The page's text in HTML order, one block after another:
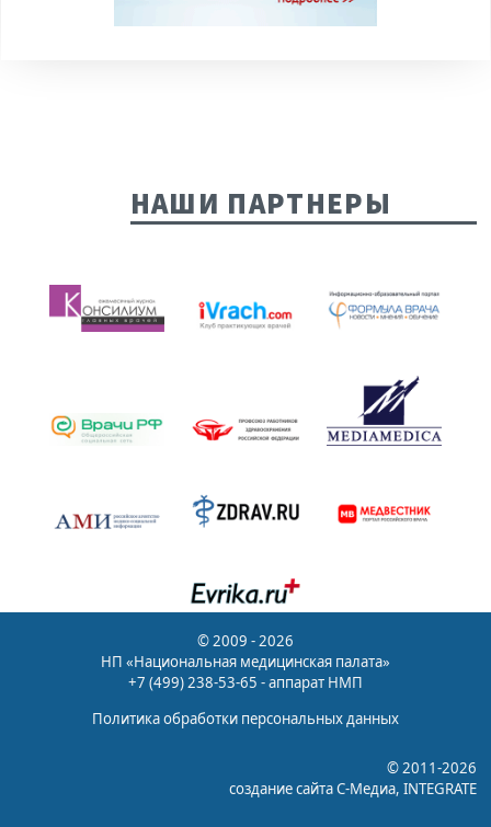
НАШИ ПАРТНЕРЫ
© 2009 - 2026
НП «Национальная медицинская палата»
+7 (499) 238-53-65 - аппарат НМП
Политика обработки персональных данных
© 2011-2026
создание сайтаС-Медиа, INTEGRATE